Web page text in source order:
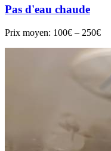
Pas d'eau chaude
Prix moyen: 100€ – 250€